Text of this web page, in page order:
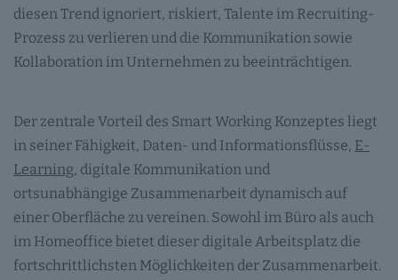
diesen Trend ignoriert, riskiert, Talente im Recruiting-
Prozess zu verlieren und die Kommunikation sowie
Kollaboration im Unternehmen zu beeinträchtigen.
Der zentrale Vorteil des Smart Working Konzeptes liegt
in seiner Fähigkeit, Daten- und Informationsflüsse, E-
Learning, digitale Kommunikation und
ortsunabhängige Zusammenarbeit dynamisch auf
einer Oberfläche zu vereinen. Sowohl im Büro als auch
im Homeoffice bietet dieser digitale Arbeitsplatz die
fortschrittlichsten Möglichkeiten der Zusammenarbeit.